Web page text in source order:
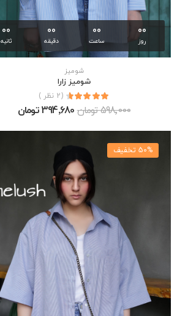
00
روز
00
ساعت
00
دقیقه
00
ثانیه
شوميز
شوميز زارا
(2 نظر )
598٬000 تومان 394٬680 تومان
50% تخفیف